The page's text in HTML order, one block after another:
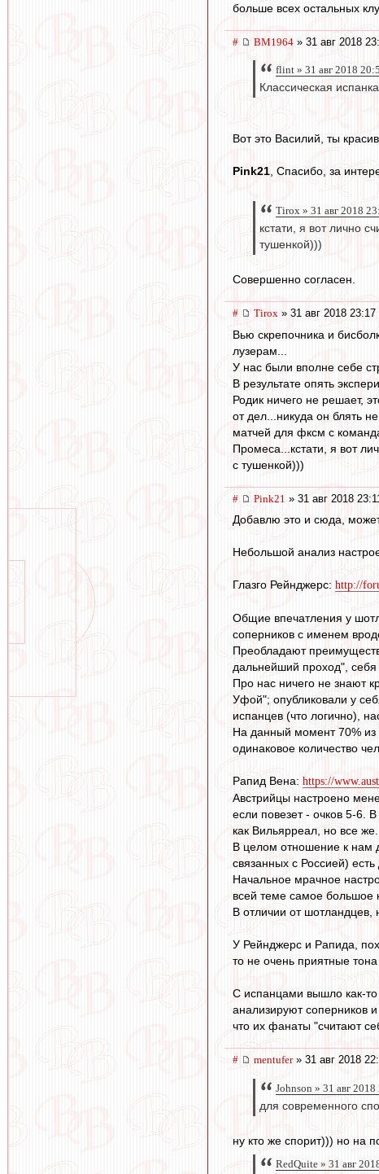
больше всех остальных
# BM1964 » 31 авг 2018
flint » 31 авг 2018
Классическая
Вот это Василий, ты
Pink21 , Спасибо, за
Tirox » 31 авг 2018
кстати, я вот лично
тушенкой)))
Совершенно согласен.
# Tirox » 31 авг 2018 23:17
Вью скрепочника и
лузерам...
У нас были вполне себе
В результате опять
Родик ничего не решает,
от дел...никуда он блять
матчей для фксм с
Промеса...кстати, я вот
с тушенкой)))
# Pink21 » 31 авг 2018
Добавлю это и сюда,
Небольшой анализ
Глазго Рейнджерс: http://
Общие впечатления у
соперников с именем
Преобладают
дальнейший проход",
Про нас ничего не знают
Уфой"; опубликовали у
испанцев (что логично),
На данный момент 70% из
одинаковое количество
Рапид Вена: https://
Австрийцы настроено
если повезет - очков 5-6.
как Вильярреал, но все же.
В целом отношение к нам
связанных с Россией)
Начальное мрачное
всей теме самое большое
В отличии от шотландцев,
У Рейнджерс и Рапида,
то не очень приятные тона
С испанцами вышло как-
анализируют соперников
что их фанаты "считают
# mentufer» 31 авг 2018
Johnson » 31 авг 2018
для современного
ну кто же спорит))) но на
RedQuite » 31 авг